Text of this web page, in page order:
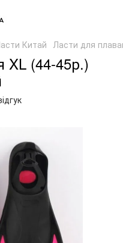
Китай Ласти для
XL (44-45р.)